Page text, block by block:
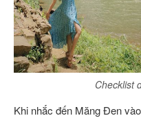
Checklist
Khi nhắc đến Măng Đen